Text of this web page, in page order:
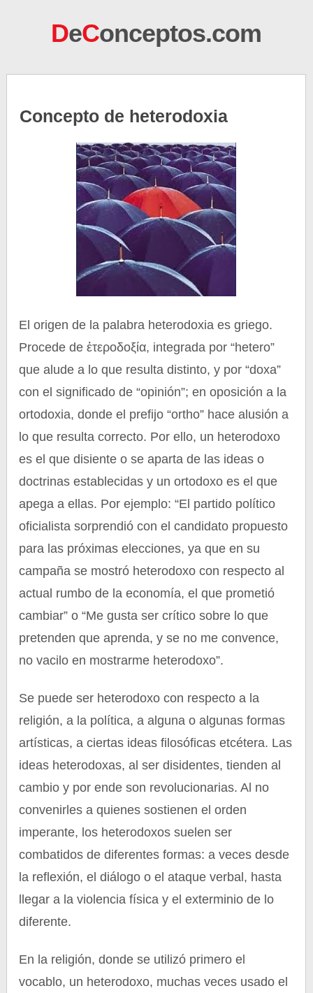
DeConceptos.com
Concepto de heterodoxia
El origen de la palabra heterodoxia es griego.
Procede de ἑτεροδοξία, integrada por “hetero”
que alude a lo que resulta distinto, y por “doxa”
con el significado de “opinión”; en oposición a la
ortodoxia, donde el prefijo “ortho” hace alusión a
lo que resulta correcto. Por ello, un heterodoxo
es el que disiente o se aparta de las ideas o
doctrinas establecidas y un ortodoxo es el que
apega a ellas. Por ejemplo: “El partido político
oficialista sorprendió con el candidato propuesto
para las próximas elecciones, ya que en su
campaña se mostró heterodoxo con respecto al
actual rumbo de la economía, el que prometió
cambiar” o “Me gusta ser crítico sobre lo que
pretenden que aprenda, y se no me convence,
no vacilo en mostrarme heterodoxo”.
Se puede ser heterodoxo con respecto a la
religión, a la política, a alguna o algunas formas
artísticas, a ciertas ideas filosóficas etcétera. Las
ideas heterodoxas, al ser disidentes, tienden al
cambio y por ende son revolucionarias. Al no
convenirles a quienes sostienen el orden
imperante, los heterodoxos suelen ser
combatidos de diferentes formas: a veces desde
la reflexión, el diálogo o el ataque verbal, hasta
llegar a la violencia física y el exterminio de lo
diferente.
En la religión, donde se utilizó primero el
vocablo, un heterodoxo, muchas veces usado el